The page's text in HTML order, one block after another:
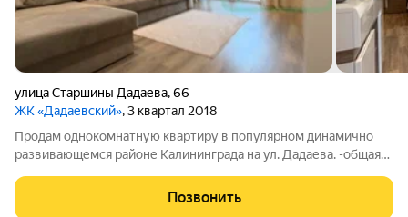
улица Старшины Дадаева,66
ЖК «Дадаевский», 3 квартал 2018
Продам однокомнатную квартиру в популярном динамично
развивающемся районе Калининграда на ул. Дадаева. -общая
формы -просторный коридор -большая застекленная лоджия с
двумя выходами из комнаты и
Позвонить